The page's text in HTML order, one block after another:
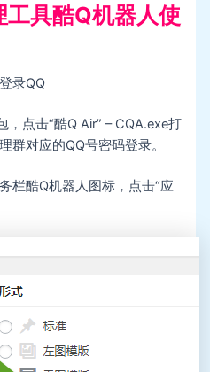
具酷Q机器人使
录QQ
点击“酷Q Air” – CQA.exe打
群对应的QQ号密码登录。
栏酷Q机器人图标，点击“应